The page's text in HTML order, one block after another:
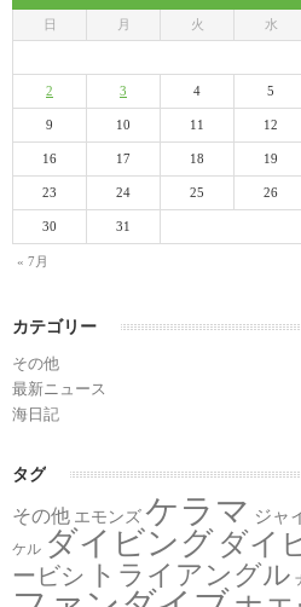
日 月 火 水
« 7月
2 3 4 5
9 10 11 12
16 17 18 19
23 24 25 26
30 31
カテゴリー
その他
最新ニュース
海日記
タグ
その他 エモンズ ケラマ ジャ
ケル ダイビング ダイ
ービシ トライアングル